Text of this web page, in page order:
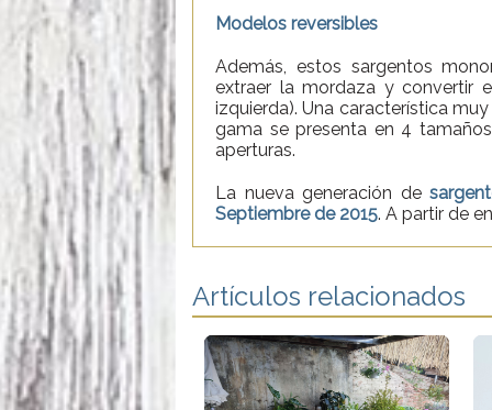
Modelos reversibles
Además, estos sargentos
extraer la mordaza y convertir
izquierda). Una característica
gama se presenta en 4
aperturas.
La nueva generación de
Septiembre de 2015. A partir de
Artículos relacionados